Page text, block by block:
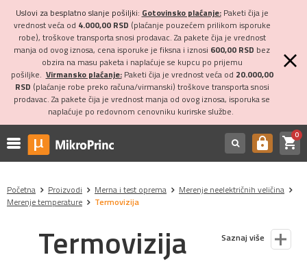
Uslovi za besplatno slanje pošiljki: Gotovinsko plaćanje:Paketi čija je
vrednost veća od 4.000,00 RSD (plaćanje pouzećem prilikom isporuke
robe), troškove transporta snosi prodavac. Za pakete čija je vrednost
manja od ovog iznosa, cena isporuke je fiksna i iznosi 600,00 RSD bez
obzira na masu paketa i naplaćuje se kupcu po prijemu
pošiljke. Virmansko plaćanje:Paketi čija je vrednost veća od 20.000,00
RSD (plaćanje robe preko računa/virmanski) troškove transporta snosi
prodavac. Za pakete čija je vrednost manja od ovog iznosa, isporuka se
naplaćuje po redovnom cenovniku kurirske službe.
https shopping_cart0
Početna Proizvodi Merna i test oprema
Merenje neelektričnih veličina
Merenje temperature
Termovizija
Termovizija Saznaj više